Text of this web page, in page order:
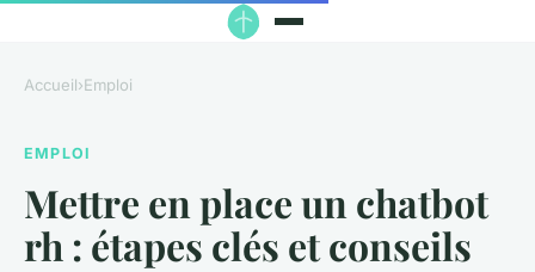
Accueil›Emploi
EMPLOI
Mettre en place un chatbot
rh : étapes clés et conseils